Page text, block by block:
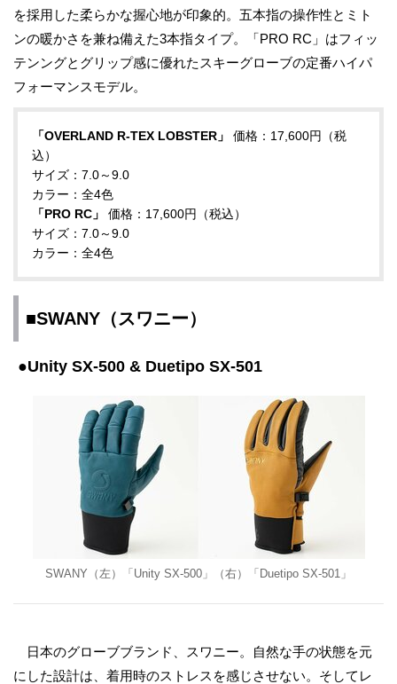
を採用した柔らかな握心地が印象的。五本指の操作性とミト
ンの暖かさを兼ね備えた3本指タイプ。「PRO RC」はフィッ
テンングとグリップ感に優れたスキーグローブの定番ハイパ
フォーマンスモデル。
「OVERLAND R-TEX LOBSTER」 価格：17,600円（税
込）
サイズ：7.0～9.0
カラー：全4色
「PRO RC」
価格：17,600円（税込）
サイズ：7.0～9.0
カラー：全4色
■SWANY（スワニー）
●Unity SX-500 & Duetipo SX-501
SWANY（左）「Unity SX-500」（右）「Duetipo SX-501」
日本のグローブブランド、スワニー。自然な手の状態を元
にした設計は、着用時のストレスを感じさせない。そしてレ